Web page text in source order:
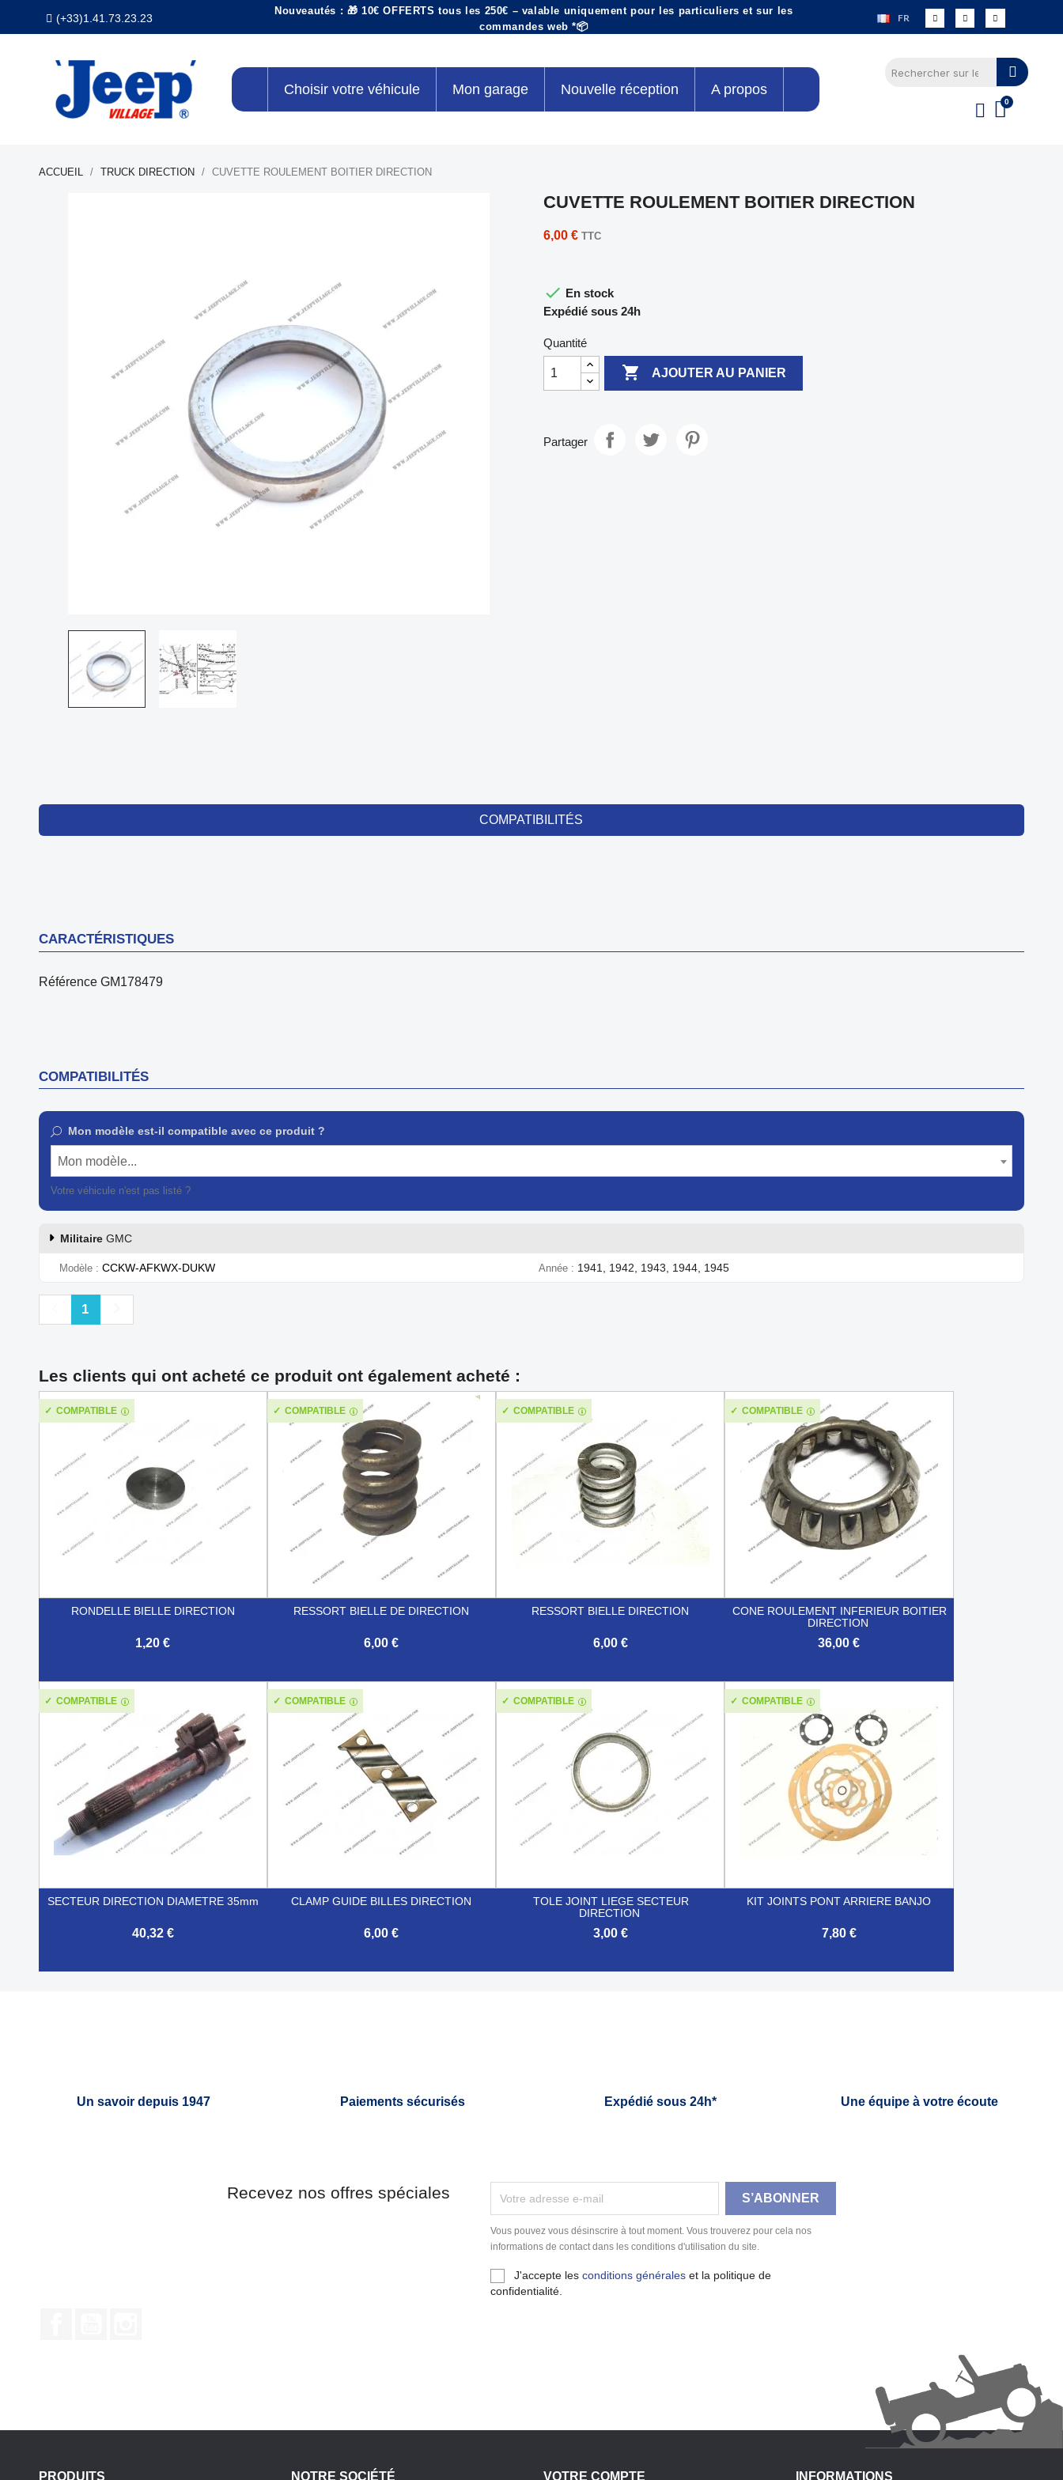
(+33)1.41.73.23.23
Nouveautés : 🎁 10€ OFFERTS tous les 250€ – valable uniquement pour les particuliers et sur les
commandes web *📦
FR
Choisir votre véhicule Mon garage Nouvelle réception A propos
ACCUEIL TRUCK DIRECTION CUVETTE ROULEMENT BOITIER DIRECTION
CUVETTE ROULEMENT BOITIER DIRECTION
6,00 € TTC
 En stock
Expédié sous 24h
Quantité
 AJOUTER AU PANIER
Partager
COMPATIBILITÉS
CARACTÉRISTIQUES
Référence GM178479
COMPATIBILITÉS
Mon modèle est-il compatible avec ce produit ?
Mon modèle...
Votre véhicule n'est pas listé ?
Militaire GMC
Modèle CCKW-AFKWX-DUKW Année 1941, 1942, 1943, 1944, 1945
Précédent
1
Les clients qui ont acheté ce produit ont également acheté :
RONDELLE BIELLE DIRECTION
1,20 €
COMPATIBLE
Aperçu rapide
RESSORT BIELLE DE DIRECTION
6,00 €
COMPATIBLE
Aperçu rapide
RESSORT BIELLE DIRECTION
6,00 €
COMPATIBLE
Aperçu rapide
CONE ROULEMENT INFERIEUR BOITIER
DIRECTION
36,00 €
COMPATIBLE
Aperçu rapide
SECTEUR DIRECTION DIAMETRE 35mm
40,32 €
COMPATIBLE
CLAMP GUIDE BILLES DIRECTION
6,00 €
COMPATIBLE
TOLE JOINT LIEGE SECTEUR
DIRECTION
3,00 €
COMPATIBLE
KIT JOINTS PONT ARRIERE BANJO
7,80 €
COMPATIBLE
Un savoir depuis 1947 Paiements sécurisés Expédié sous 24h* Une équipe à votre écoute
Recevez nos offres spéciales
Vous pouvez vous désinscrire à tout moment. Vous trouverez pour cela nos
informations de contact dans les conditions d'utilisation du site.
J'accepte lesconditions générales et la politique de
confidentialité.
PRODUITS NOTRE SOCIÉTÉ VOTRE COMPTE INFORMATIONS